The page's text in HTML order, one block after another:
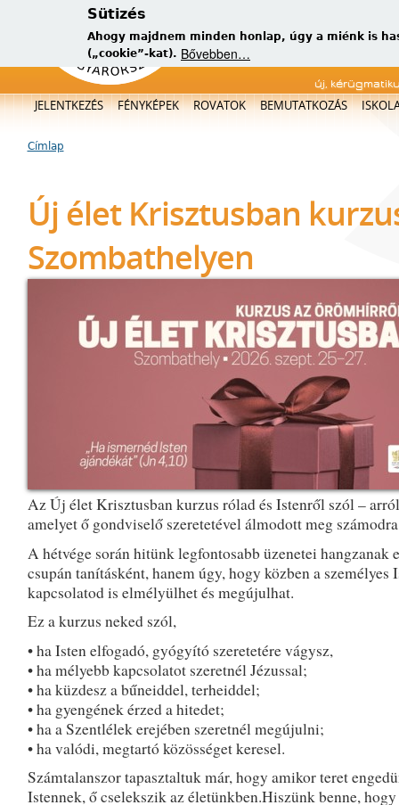
Sütizés
Ahogy majdnem minden honlap, úgy a miénk is
(„cookie”-kat). Bővebben…
új,
Főmenü
JELENTKEZÉS FÉNYKÉPEK ROVATOK BEMUTATKOZÁS
Jelenlegi hely
Címlap
Új élet Krisztusban
Szombathelyen
Az Új élet Krisztusban kurzus rólad és Istenről szól –
amelyet ő gondviselő szeretetével álmodott meg
A hétvége során hitünk legfontosabb üzenetei hangzanak
csupán tanításként, hanem úgy, hogy közben a személyes
kapcsolatod is elmélyülhet és megújulhat.
Ez a kurzus neked szól,
• ha Isten elfogadó, gyógyító szeretetére vágysz,
• ha mélyebb kapcsolatot szeretnél Jézussal;
• ha küzdesz a bűneiddel, terheiddel;
• ha gyengének érzed a hitedet;
• ha a Szentlélek erejében szeretnél megújulni;
• ha valódi, megtartó közösséget keresel.
Számtalanszor tapasztaltuk már, hogy amikor teret
Istennek, ő cselekszik az életünkben.Hiszünk benne,